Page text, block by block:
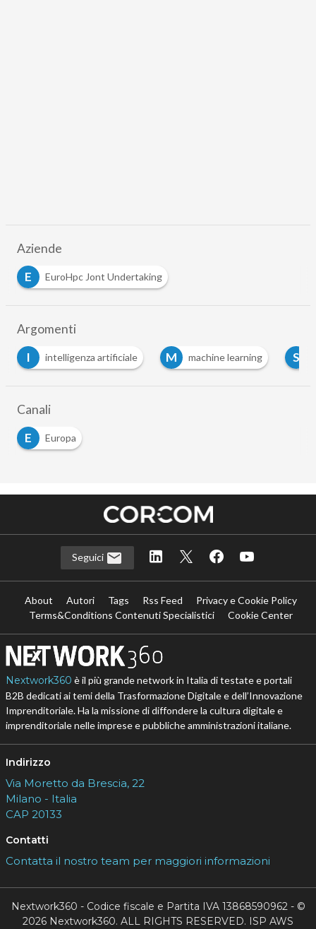
Aziende
E
EuroHpc Jont Undertaking
Argomenti
I
intelligenza artificiale M machine learning S
Canali
E
Europa
Seguici
About Autori Tags Rss Feed
Privacy e Cookie Policy
Terms&Conditions Contenuti Specialistici
Cookie Center
Nextwork360 è il più grande network in Italia di testate e portali
B2B dedicati ai temi della Trasformazione Digitale e dell’Innovazione
Imprenditoriale. Ha la missione di diffondere la cultura digitale e
imprenditoriale nelle imprese e pubbliche amministrazioni italiane.
Indirizzo
Via Moretto da Brescia, 22
Milano - Italia
CAP 20133
Contatti
Contatta il nostro team per maggiori informazioni
Nextwork360 - Codice fiscale e Partita IVA 13868590962 - ©
2026 Nextwork360. ALL RIGHTS RESERVED. ISP AWS